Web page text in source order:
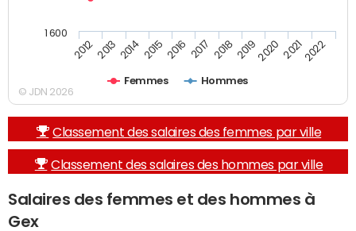
Femmes Hommes
2012 2013 2014 2015 2016 2017 2018 20192020 20212022
1 600
© JDN 2026
Classement des salaires des femmes par ville
Classement des salaires des hommes par ville
Salaires des femmes et des hommes à
Gex